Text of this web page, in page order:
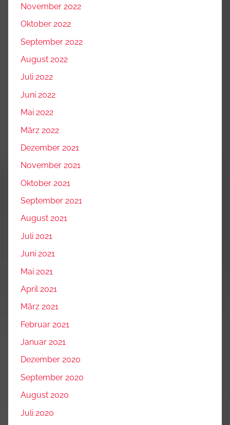
November 2022
Oktober 2022
September 2022
August 2022
Juli 2022
Juni 2022
Mai 2022
März 2022
Dezember 2021
November 2021
Oktober 2021
September 2021
August 2021
Juli 2021
Juni 2021
Mai 2021
April 2021
März 2021
Februar 2021
Januar 2021
Dezember 2020
September 2020
August 2020
Juli 2020